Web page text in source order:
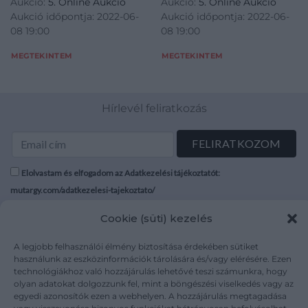
Cookie (süti) kezelés
A legjobb felhasználói élmény biztosítása érdekében sütiket
használunk az eszközinformációk tárolására és/vagy elérésére. Ezen
technológiákhoz való hozzájárulás lehetővé teszi számunkra, hogy
olyan adatokat dolgozzunk fel, mint a böngészési viselkedés vagy az
egyedi azonosítók ezen a webhelyen. A hozzájárulás megtagadása
életképek, ill.
vadászjelenetek, fedelén
belül mitológiai-, alján biblia
Aukció időpontja: 2022-06-
08 19:00
MEGTEKINTEM
díszítményekkel. Jelzett: az
Osztrák-Magyar Monarchia
800-as fémfinomságú
Aukció időpontja: 2022-06-
08 19:00
MEGTEKINTEM
Hírlevél feliratkozás
Elolvastam és elfogadom az Adatkezelési tájékoztatót:
mutargy.com/adatkezelesi-tajekoztato/
Médiaajánlat
Karrier
Kapcsolat
Áraink
ÁSZF
Adatvédelem
Impresszum